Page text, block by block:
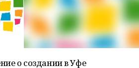
о создании в Уфе